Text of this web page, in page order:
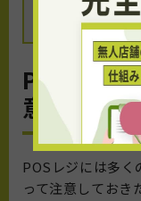
https://
POSレジ
意点
POSレジには多
って注意しておき